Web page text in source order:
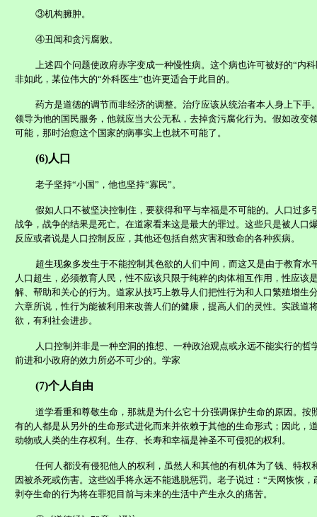
③机构臃肿。
④丑闻和贪污腐败。
上述四个问题使政府赤字变成一种慢性病。这个病也许可被好的“内
非如此，某位伟大的“外科医生”也许更适合于此目的。
药方是道德的调节而非经济的调整。治疗应该从统治者本人身上下手
领导为他的国民服务，他就应当大公无私，去掉贪污腐化行为。假如改变
可能，那时治愈这个国家的病事实上也就不可能了。
(6)人口
老子坚持“小国”，他也坚持“寡民”。
假如人口不被坚决控制住，要获得和平与幸福是不可能的。人口过多
战争，战争的结果是死亡。在道家看来这是最大的罪过。这些只是被人口
反应或者说是人口控制反应，其他还包括自然灾害和致命的各种疾病。
超生现象多发生于不能控制其色欲的人们中间，而这又是由于教育水
人口超生，必须教育人民，性不应该只限于纯粹的肉体相互作用，性应该
解、帮助和关心的行为。道家 从技巧上教导人们把性行为和人口繁殖增生
六章所说，性行为能被利用来改善人们的健康，提高人们的灵性。实践道
欲，有利社会进步。
人口控制并非是一种空洞的推想、一种政治观点或永远不能实行的哲
前进和小政府的效力所必不可少的。 学家
(7)个人自由
道学看重和尊敬生命，那就是为什么它十分强调保护生命的原因。按
有的人都是从另外的生命形式进化而来并依赖于其他的生命形式；因此，
动物或人类的生存权利。生存、长寿和幸福是神圣不可侵犯的权利。
任何人都没有侵犯他人的权利，虽然人和其他的有机体为了钱、特权
因被杀死或伤害。这些凶手将永远不能逃脱惩罚。老子说过：“天网恢恢
剥夺生命的行为将在罪犯目前与未来的生活中产生永久的痛苦。